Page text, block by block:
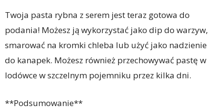
Twoja pasta rybna z serem jest teraz gotowa do
podania! Możesz ją wykorzystać jako dip do warzyw,
smarować na kromki chleba lub użyć jako nadzienie
do kanapek. Możesz również przechowywać pastę w
lodówce w szczelnym pojemniku przez kilka dni.
**Podsumowanie**